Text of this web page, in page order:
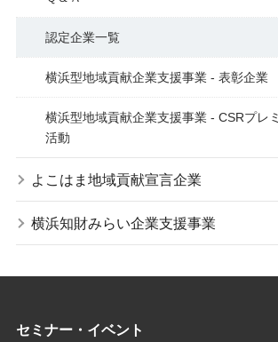
認定企業一覧
横浜型地域貢献企業支援事業 - 表彰企業
横浜型地域貢献企業支援事業 - CSRプレ
活動
よこはま地域貢献宣言企業
横浜知財みらい企業支援事業
セミナー・イベント